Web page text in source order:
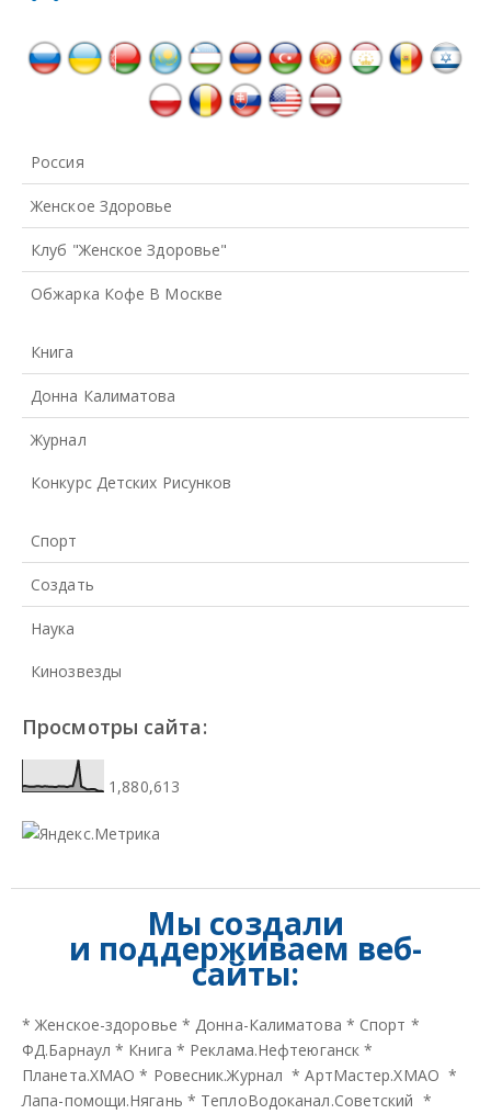
Россия
Женское Здоровье
Клуб "Женское Здоровье"
Обжарка Кофе В Москве
Книга
Донна Калиматова
Журнал
Конкурс Детских Рисунков
Спорт
Создать
Наука
Кинозвезды
Просмотры сайта:
1,880,613
Мы создали
и поддерживаем веб-
сайты:
*Женское-здоровье *Донна-Калиматова * Спорт *
ФД.Барнаул * Книга * Реклама.Нефтеюганск *
Планета.ХМАО * Ровесник.Журнал *АртМастер.ХМАО *
Лапа-помощи.Нягань * ТеплоВодоканал.Советский *